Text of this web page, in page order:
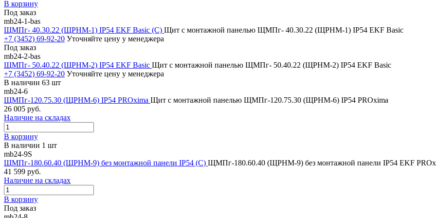
В корзину
Под заказ
mb24-1-bas
ЩМПг- 40.30.22 (ЩРНМ-1) IP54 EKF Basic (С) Щит с монтажной панелью ЩМПг- 40.30.22 (ЩРНМ-1) IP54 EKF Basic
+7 (3452) 69-92-20 Уточняйте цену у менеджера
Под заказ
mb24-2-bas
ЩМПг- 50.40.22 (ЩРНМ-2) IP54 EKF Basic Щит с монтажной панелью ЩМПг- 50.40.22 (ЩРНМ-2) IP54 EKF Basic
+7 (3452) 69-92-20 Уточняйте цену у менеджера
В наличии 63 шт
mb24-6
ЩМПг-120.75.30 (ЩРНМ-6) IP54 PROxima Щит с монтажной панелью ЩМПг-120.75.30 (ЩРНМ-6) IP54 PROxima
26 005 руб.
Наличие на складах
В корзину
В наличии 1 шт
mb24-9S
ЩМПг-180.60.40 (ЩРНМ-9) без монтажной панели IP54 (С) ЩМПг-180.60.40 (ЩРНМ-9) без монтажной панели IP54 EKF
41 599 руб.
Наличие на складах
В корзину
Под заказ